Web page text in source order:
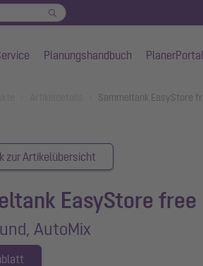
Planungshandbuch PlanerPortal
Sammeltank EasyStore
zur Artikelübersicht
EasyStore free
AutoMix